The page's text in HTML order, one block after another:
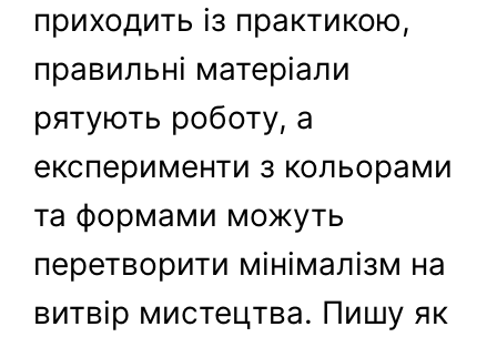
приходить із практикою,
правильні матеріали
рятують роботу, а
експерименти з кольорами
та формами можуть
перетворити мінімалізм на
витвір мистецтва. Пишу як